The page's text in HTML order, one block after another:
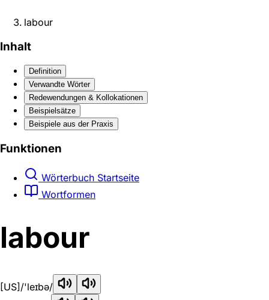
labour
Inhalt
Definition
Verwandte Wörter
Redewendungen & Kollokationen
Beispielsätze
Beispiele aus der Praxis
Funktionen
Wörterbuch Startseite
Wortformen
labour
[US] /'leɪbə/